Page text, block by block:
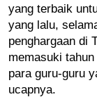
yang terbaik
yang lalu,
penghargaan di
memasuki
para guru-guru
ucapnya.